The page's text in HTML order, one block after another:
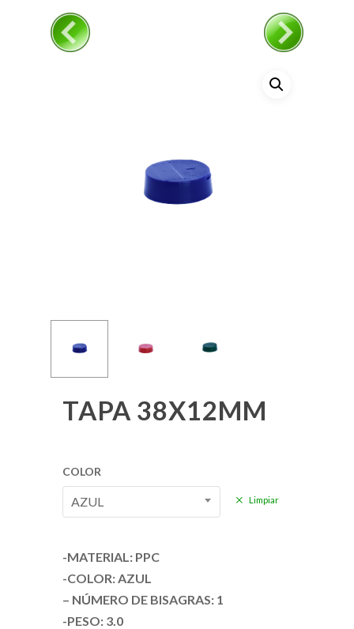
TAPA 38X12MM
COLOR
AZUL Limpiar
-MATERIAL: PPC
-COLOR: AZUL
– NÚMERO DE BISAGRAS: 1
-PESO: 3.0